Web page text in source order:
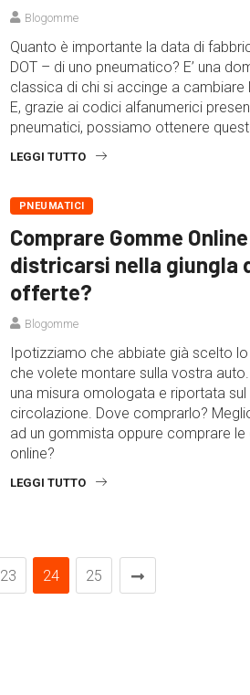
Blogomme
Quanto è importante la data di
DOT – di uno pneumatico? E’ una
classica di chi si accinge a cambiare
E, grazie ai codici alfanumerici
pneumatici, possiamo ottenere
LEGGI TUTTO
PNEUMATICI
Comprare Gomme
districarsi nella giungla
offerte?
Blogomme
Ipotizziamo che abbiate già scelto
che volete montare sulla vostra
una misura omologata e riportata
circolazione. Dove comprarlo?
ad un gommista oppure comprare
online?
LEGGI TUTTO
23 24 25